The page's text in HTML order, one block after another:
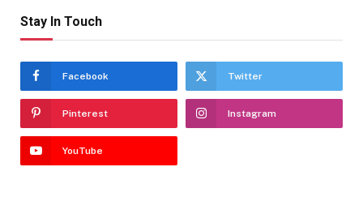
Stay In Touch
Facebook Twitter
Pinterest Instagram
YouTube